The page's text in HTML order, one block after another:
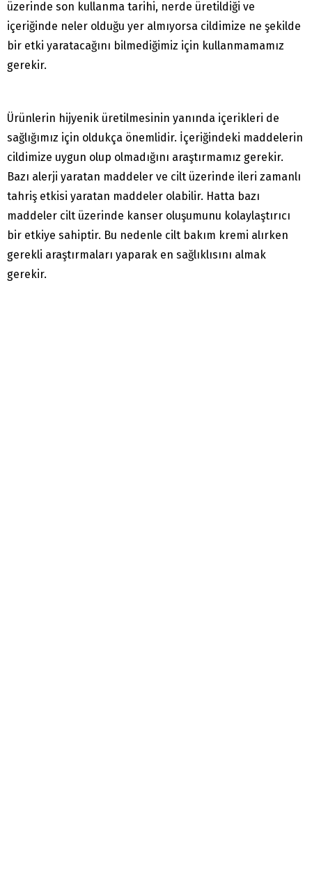
üzerinde son kullanma tarihi, nerde üretildiği ve
içeriğinde neler olduğu yer almıyorsa cildimize ne şekilde
bir etki yaratacağını bilmediğimiz için kullanmamamız
gerekir.
Ürünlerin hijyenik üretilmesinin yanında içerikleri de
sağlığımız için oldukça önemlidir. İçeriğindeki maddelerin
cildimize uygun olup olmadığını araştırmamız gerekir.
Bazı alerji yaratan maddeler ve cilt üzerinde ileri zamanlı
tahriş etkisi yaratan maddeler olabilir. Hatta bazı
maddeler cilt üzerinde kanser oluşumunu kolaylaştırıcı
bir etkiye sahiptir. Bu nedenle cilt bakım kremi alırken
gerekli araştırmaları yaparak en sağlıklısını almak
gerekir.